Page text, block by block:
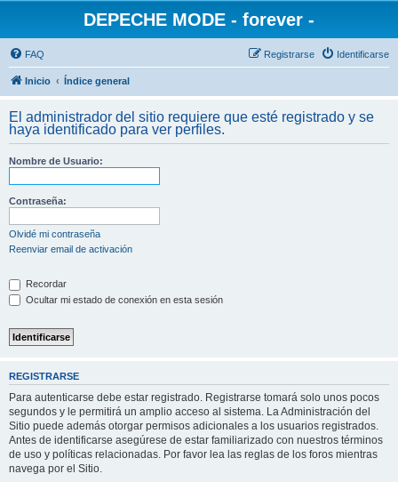
DEPECHE MODE - forever -
FAQ Identificarse
Registrarse
Inicio Índice general
El administrador del sitio requiere que esté registrado y se
haya identificado para ver perfiles.
Nombre de Usuario:
Contraseña:
Olvidé mi contraseña
Reenviar email de activación
Recordar
Ocultar mi estado de conexión en esta sesión
REGISTRARSE
Para autenticarse debe estar registrado. Registrarse tomará solo unos pocos
segundos y le permitirá un amplio acceso al sistema. La Administración del
Sitio puede además otorgar permisos adicionales a los usuarios registrados.
Antes de identificarse asegúrese de estar familiarizado con nuestros términos
de uso y políticas relacionadas. Por favor lea las reglas de los foros mientras
navega por el Sitio.